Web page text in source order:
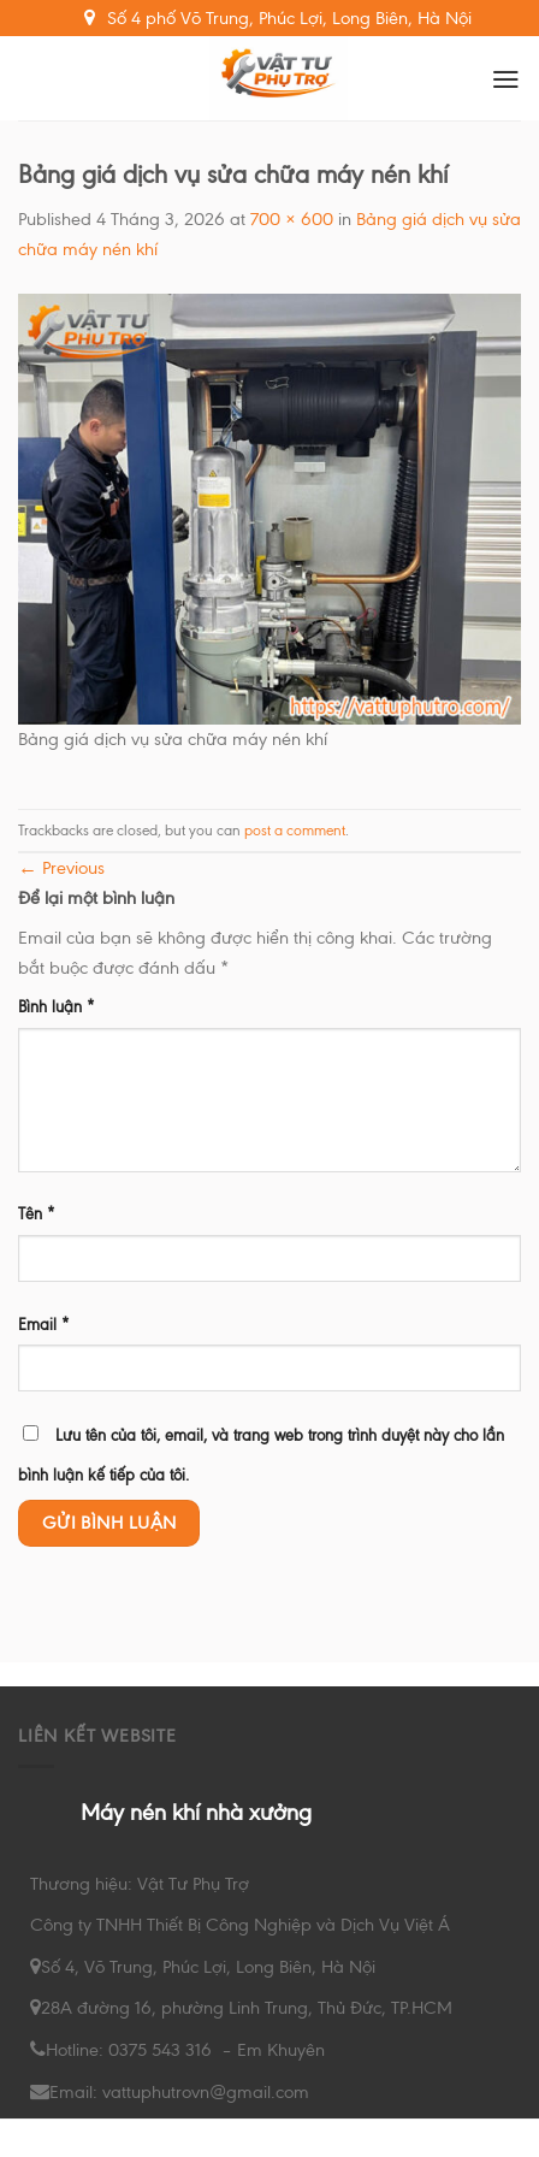
to
Số 4 phố Võ Trung, Phúc Lợi, Long Biên, Hà Nội
Bảng giá dịch vụ sửa chữa máy nén khí
Published 4 Tháng 3, 2026 at 700 × 600 in Bảng giá dịch vụ sửa
chữa máy nén khí
Bảng giá dịch vụ sửa chữa máy nén khí
Trackbacks are closed, but you can post a comment
← Previous
Để lại một bình luận
Email của bạn sẽ không được hiển thị công khai. Các trường
bắt buộc được đánh dấu *
Bình luận *
Tên *
Email *
Lưu tên của tôi, email, và trang web trong trình duyệt này cho lần
bình luận kế tiếp của tôi.
LIÊN KẾT WEBSITE
Máy nén khí nhà xưởng
Thương hiệu: Vật Tư Phụ Trợ
Công ty TNHH Thiết Bị Công Nghiệp và Dịch Vụ Việt Á
Số 4, Võ Trung, Phúc Lợi, Long Biên, Hà Nội
28A đường 16, phường Linh Trung, Thủ Đức, TP.HCM
Hotline: 0375 543 316 – Em Khuyên
Email: vattuphutrovn@gmail.com